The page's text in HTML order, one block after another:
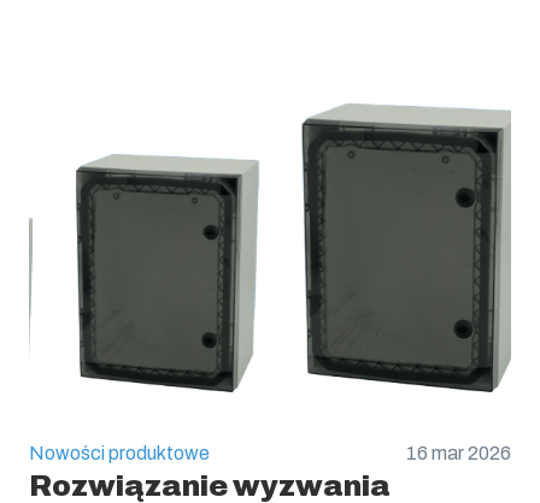
Nowości produktowe 16 mar 2026
Rozwiązanie wyzwania